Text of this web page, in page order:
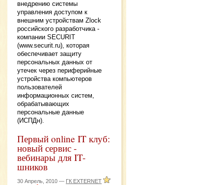
внедрению системы
управления доступом к
внешним устройствам Zlock
российского разработчика -
компании SECURIT
(www.securit.ru), которая
обеспечивает защиту
персональных данных от
утечек через периферийные
устройства компьютеров
пользователей
информационных систем,
обрабатывающих
персональные данные
(ИСПДн).
Первый online IT клуб:
новый сервис -
вебинары для IT-
шников
30 Апрель, 2010 — ГК EXTERNET